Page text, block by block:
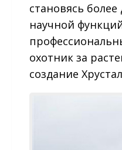
становясь
научной
охотник за
создание